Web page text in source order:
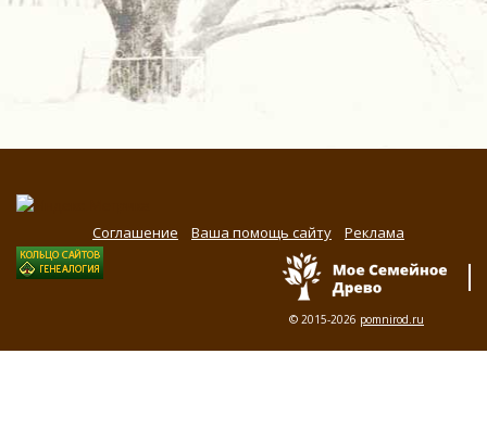
Соглашение Ваша помощь сайту Реклама
© 2015-2026 pomnirod.ru